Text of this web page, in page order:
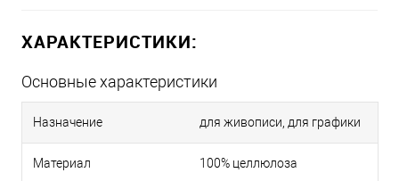
ХАРАКТЕРИСТИКИ:
Основные характеристики
Назначение для живописи, для графики
Материал 100% целлюлоза